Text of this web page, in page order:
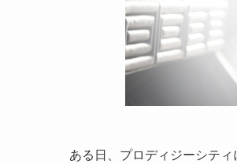
ある日、プロディジーシテ